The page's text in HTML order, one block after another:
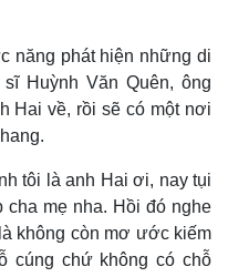
năng phát hiện những di
Huỳnh Văn Quên, ông
Hai về, rồi sẽ có một nơi
tôi là anh Hai ơi, nay tụi
mẹ nha. Hồi đó nghe
không còn mơ ước kiếm
cúng chứ không có chỗ